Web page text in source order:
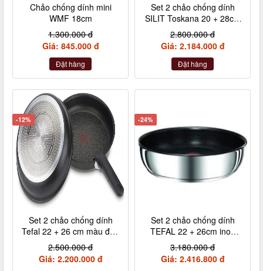
Chảo chống dính mini
WMF 18cm
1.300.000 đ
Giá: 845.000 đ
Đặt hàng
Set 2 chảo chống dính
SILIT Toskana 20 + 28cm
kèm xẻng
2.800.000 đ
Giá: 2.184.000 đ
Đặt hàng
-12%
Set 2 chảo chống dính
Tefal 22 + 26 cm màu đen
cán rời L65091
2.500.000 đ
Giá: 2.200.000 đ
-24%
Set 2 chảo chống dính
TEFAL 22 + 26cm inox
cán rời L94090
3.180.000 đ
Giá: 2.416.800 đ